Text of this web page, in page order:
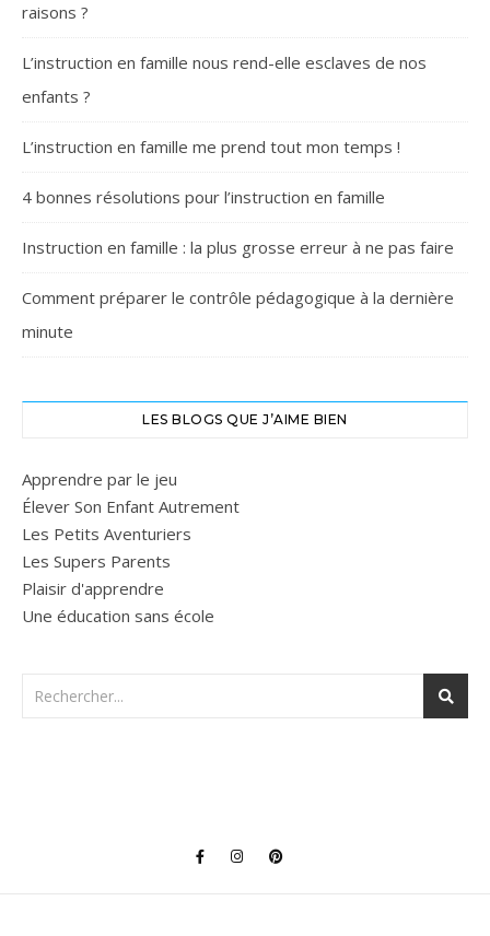
raisons ?
L’instruction en famille nous rend-elle esclaves de nos
enfants ?
L’instruction en famille me prend tout mon temps !
4 bonnes résolutions pour l’instruction en famille
Instruction en famille : la plus grosse erreur à ne pas faire
Comment préparer le contrôle pédagogique à la dernière
minute
LES BLOGS QUE J’AIME BIEN
Apprendre par le jeu
Élever Son Enfant Autrement
Les Petits Aventuriers
Les Supers Parents
Plaisir d'apprendre
Une éducation sans école